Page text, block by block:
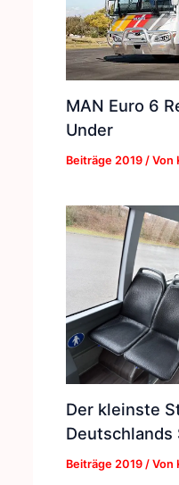
MAN Euro 6
Under
Beiträge 2019/ Von
Der kleinste
Deutschlands
Beiträge 2019/ Von